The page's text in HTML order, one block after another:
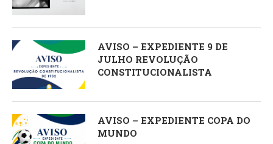
AVISO – EXPEDIENTE 9 DE
JULHO REVOLUÇÃO
CONSTITUCIONALISTA
AVISO – EXPEDIENTE COPA DO
MUNDO